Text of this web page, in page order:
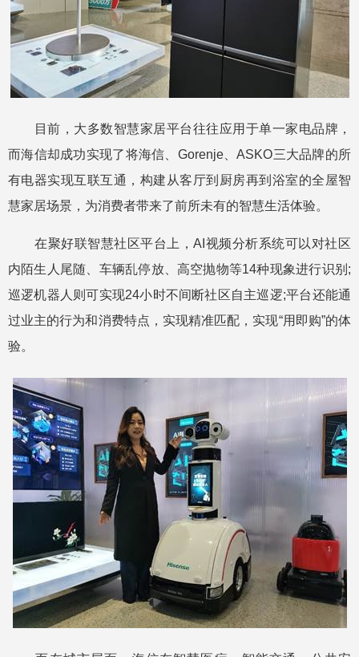
目前，大多数智慧家居平台往往应用于单一家电品牌，
而海信却成功实现了将海信、Gorenje、ASKO三大品牌的所
有电器实现互联互通，构建从客厅到厨房再到浴室的全屋智
慧家居场景，为消费者带来了前所未有的智慧生活体验。
在聚好联智慧社区平台上，AI视频分析系统可以对社区
内陌生人尾随、车辆乱停放、高空抛物等14种现象进行识别;
巡逻机器人则可实现24小时不间断社区自主巡逻;平台还能通
过业主的行为和消费特点，实现精准匹配，实现“用即购”的体
验。